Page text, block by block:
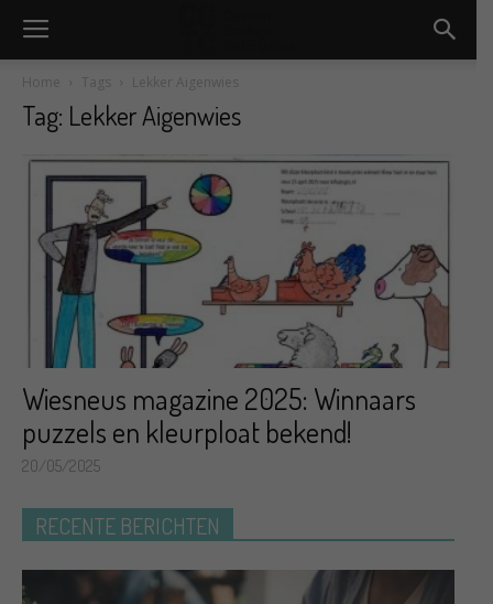
Home Tags Lekker Aigenwies
Tag: Lekker Aigenwies
Wiesneus magazine 2025: Winnaars
puzzels en kleurploat bekend!
20/05/2025
RECENTE BERICHTEN